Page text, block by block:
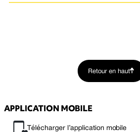
Retour en haut
APPLICATION MOBILE
Télécharger l’application mobile